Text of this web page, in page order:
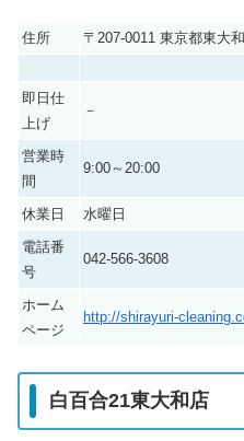
住所 〒207-0011 東京都東大
即日仕
上げ
－
営業時
間
9:00～20:00
休業日
水曜日
電話番
号
042-566-3608
ホーム
ページ
http://shirayuri-
白百合21東大和店